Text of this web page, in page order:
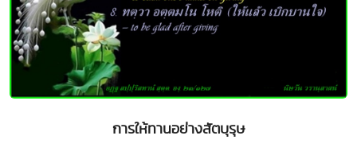
การให้ทานอย่างสัตบุรุษ